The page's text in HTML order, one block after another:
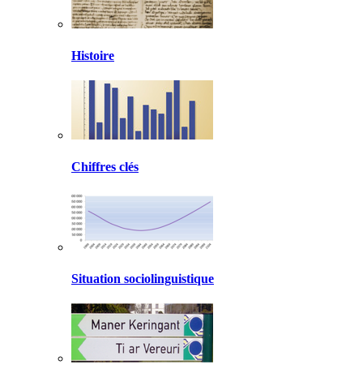
Histoire
Chiffres clés
Situation sociolinguistique